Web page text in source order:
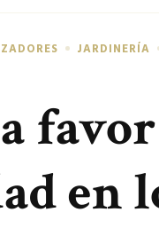
JARDINERÍA
en